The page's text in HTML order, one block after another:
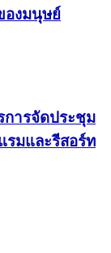
องมนุษย์
การจัดประชุม
รมและรีสอร์ท